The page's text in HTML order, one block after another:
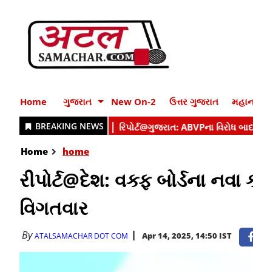
Home ગુજરાત New On-2 ઉત્તર ગુજરાત
Home home
રીપોર્ટ@દેશ: વક્ફ બોર્ડના
વિગતવાર
ByATALSAMACHAR DOT COM Apr 14, 2025, 14:50 IST